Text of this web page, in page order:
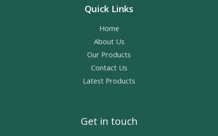
Quick Links
Home
About Us
Our Products
Contact Us
Latest Products
Get in touch